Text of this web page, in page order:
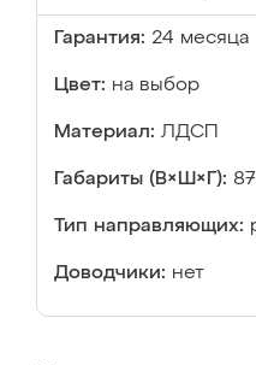
Гарантия: 24 месяца
Цвет: на выбор
Материал: ЛДСП
Габариты (В×Ш×Г):
Тип направляющих:
Доводчики: нет